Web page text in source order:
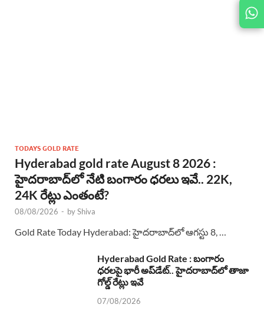
JOIN
US ON
TODAYS GOLD RATE
Hyderabad gold rate August 8 2026 :
హైదరాబాద్‌లో నేటి బంగారం ధరలు ఇవే.. 22K,
24K రేట్లు ఎంతంటే?
08/08/2026 - byShiva
Gold Rate Today Hyderabad: హైదరాబాద్‌లో ఆగస్టు 8, …
Hyderabad Gold Rate : బంగారం
ధరలపై భారీ అప్‌డేట్.. హైదరాబాద్‌లో తాజా
గోల్డ్ రేట్లు ఇవే
07/08/2026